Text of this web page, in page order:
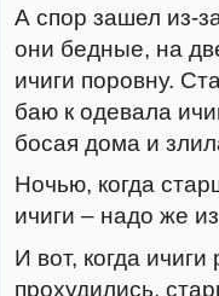
А спор зашел из-
они бедные, на
ичиги поровну.
баю к одевала
босая дома и
Ночью, когда
ичиги – надо же
И вот, когда
прохудились,